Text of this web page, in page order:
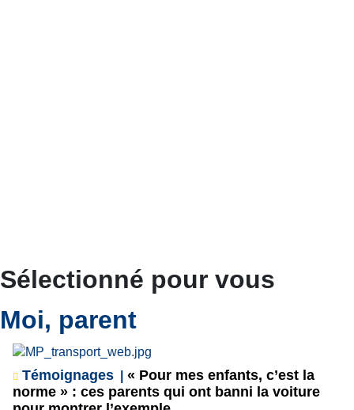
Sélectionné pour vous
Moi, parent
Témoignages
« Pour mes enfants, c’est la
norme » : ces parents qui ont banni la voiture